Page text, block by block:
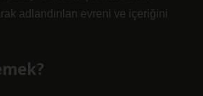
adlandırılan evreni ve içeriğini